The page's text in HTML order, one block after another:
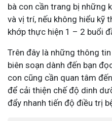
bà con cần trang bị những
và vị trí, nếu không hiểu kỹ
khớp thực hiện 1 – 2 buổi
Trên đây là những thông
biên soạn dành đến bạn
con cũng cần quan tâm
để cải thiện chế độ dinh
đẩy nhanh tiến độ điều trị